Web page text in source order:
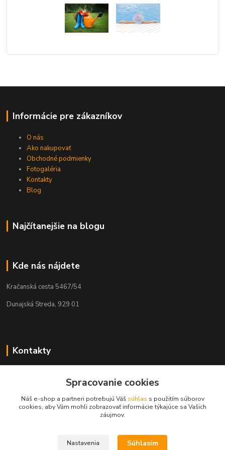
Informácie pre zákazníkov
O nás
Ako nakupovať
Obchodné podmienky
Fotogaléria
Kontakty
Blog
Najčítanejšie na blogu
Kde nás nájdete
Kračanská cesta 5467/54
Dunajská Streda, 929 01
Kontakty
+421 908 775 701
info@kantorstav.sk
Spracovanie cookies
Náš e-shop a partneri potrebujú Váš súhlas s použitím súborov
cookies, aby Vám mohli zobrazovať informácie týkajúce sa Vašich
záujmov.
Nastavenia Súhlasím